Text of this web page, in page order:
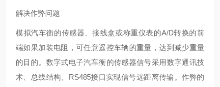
解决作弊问题
模拟汽车衡的传感器、接线盒或称重仪表的A/D转换的前
端如果加装电阻，可任意遥控车辆的重量，达到减少重量
的目的。数字式电子汽车衡的传感器信号采用数字通讯技
术、总线结构、RS485接口实现信号远距离传输。作弊的